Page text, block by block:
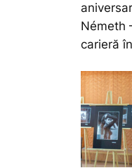
Németh
carieră